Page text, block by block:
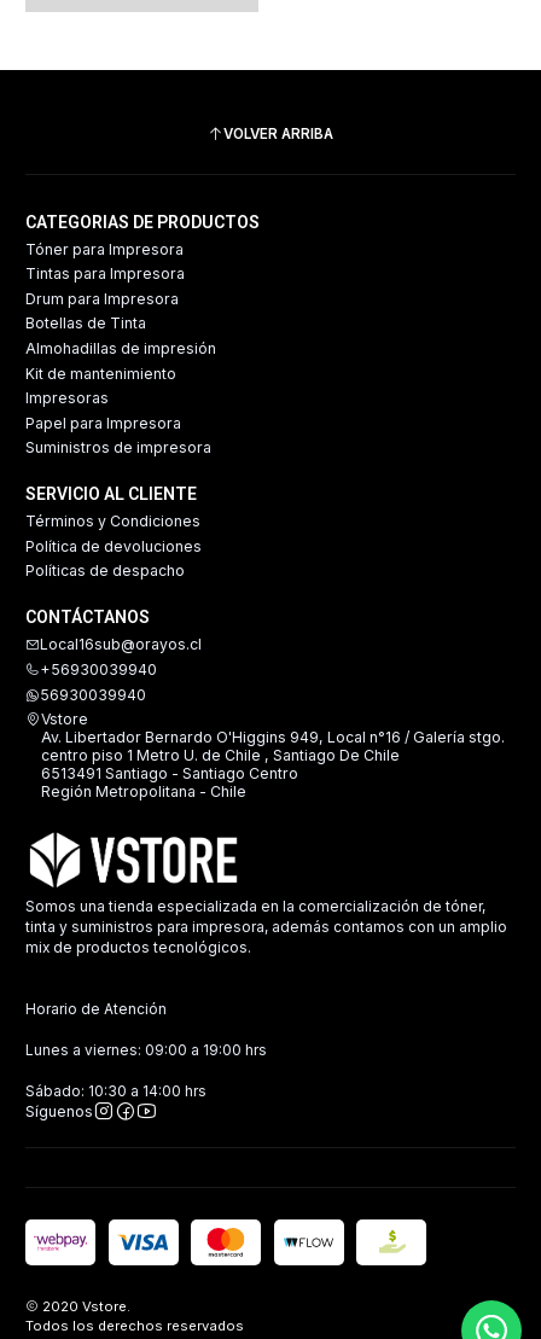
VOLVER ARRIBA
CATEGORIAS DE PRODUCTOS
Tóner para Impresora
Tintas para Impresora
Drum para Impresora
Botellas de Tinta
Almohadillas de impresión
Kit de mantenimiento
Impresoras
Papel para Impresora
Suministros de impresora
SERVICIO AL CLIENTE
Términos y Condiciones
Política de devoluciones
Políticas de despacho
CONTÁCTANOS
Local16sub@orayos.cl
+56930039940
56930039940
Vstore
Av. Libertador Bernardo O'Higgins 949, Local n°16 / Galería stgo.
centro piso 1 Metro U. de Chile , Santiago De Chile
6513491 Santiago - Santiago Centro
Región Metropolitana - Chile
Somos una tienda especializada en la comercialización de tóner,
tinta y suministros para impresora, además contamos con un amplio
mix de productos tecnológicos.
Horario de Atención
Lunes a viernes: 09:00 a 19:00 hrs
Sábado: 10:30 a 14:00 hrs
Síguenos
2020 Vstore.
Todos los derechos reservados